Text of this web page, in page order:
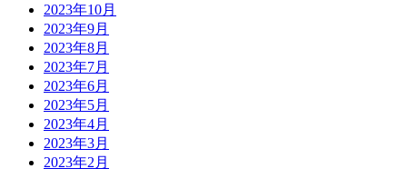
2023年10月
2023年9月
2023年8月
2023年7月
2023年6月
2023年5月
2023年4月
2023年3月
2023年2月